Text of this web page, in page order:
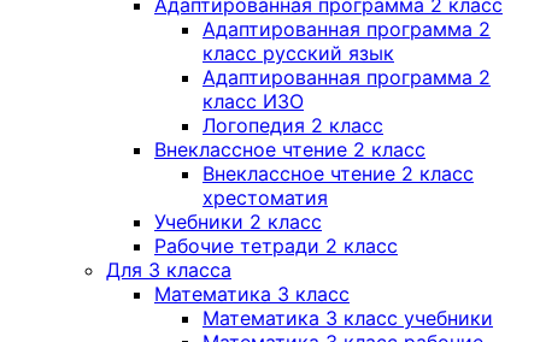
Адаптированная программа 2 класс
Адаптированная программа 2
класс русский язык
Адаптированная программа 2
класс ИЗО
Логопедия 2 класс
Внеклассное чтение 2 класс
Внеклассное чтение 2 класс
хрестоматия
Учебники 2 класс
Рабочие тетради 2 класс
Для 3 класса
Математика 3 класс
Математика 3 класс учебники